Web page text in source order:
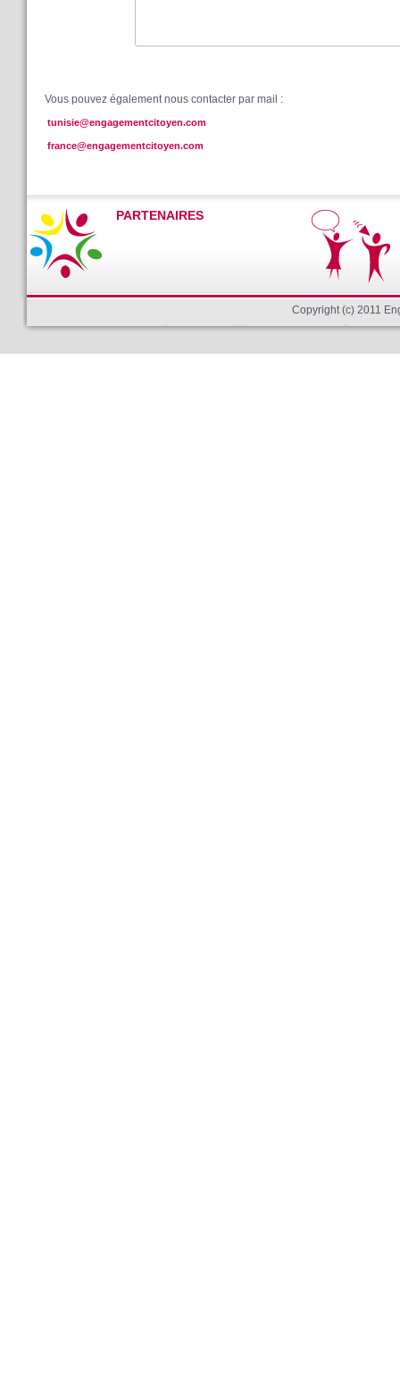
Vous pouvez également nous contacter par mail :
tunisie@engagementcitoyen.com
france@engagementcitoyen.com
PARTENAIRES
Copyright (c) 2011